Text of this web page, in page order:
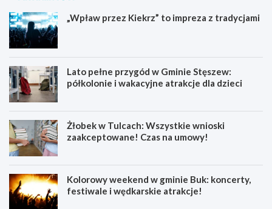
„Wpław przez Kiekrz” to impreza z tradycjami
Lato pełne przygód w Gminie Stęszew:
półkolonie i wakacyjne atrakcje dla dzieci
Żłobek w Tulcach: Wszystkie wnioski
zaakceptowane! Czas na umowy!
Kolorowy weekend w gminie Buk: koncerty,
festiwale i wędkarskie atrakcje!